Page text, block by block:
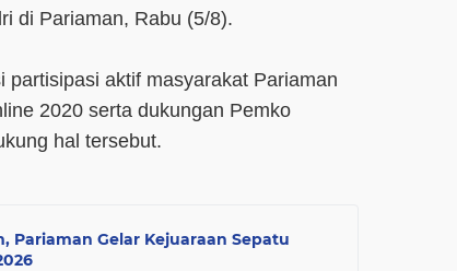
di Pariaman, Rabu (5/8).
partisipasi aktif masyarakat Pariaman
2020 serta dukungan Pemko
hal tersebut.
Pariaman Gelar Kejuaraan Sepatu